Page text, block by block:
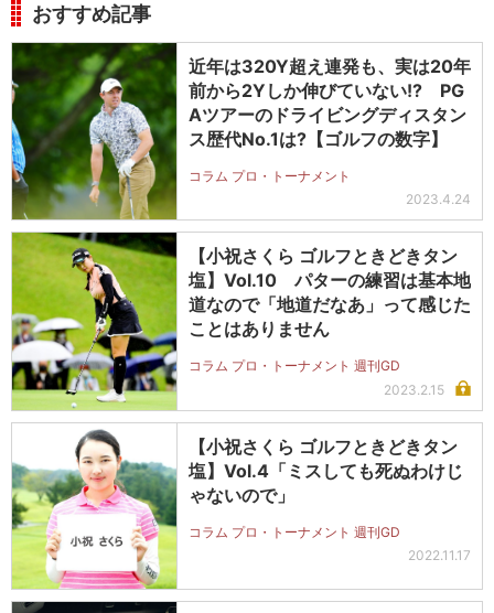
おすすめ記事
近年は320Y超え連発も、実は20年
前から2Yしか伸びていない!? PG
Aツアーのドライビングディスタン
ス歴代No.1は?【ゴルフの数字】
コラム プロ・トーナメント
2023.4.24
【小祝さくら ゴルフときどきタン
塩】Vol.10 パターの練習は基本地
道なので「地道だなあ」って感じた
ことはありません
コラム プロ・トーナメント 週刊GD
2023.2.15
【小祝さくら ゴルフときどきタン
塩】Vol.4「ミスしても死ぬわけじ
ゃないので」
コラム プロ・トーナメント 週刊GD
2022.11.17